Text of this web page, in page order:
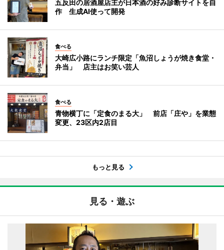
五反田の居酒屋店主が日本酒の好み診断サイトを自
作 生成AI使って開発
食べる
大崎広小路にランチ限定「魚沼しょうが焼き食堂・
弁当」 店主はお笑い芸人
食べる
青物横丁に「定食のまる大」 前店「庄や」を業態
変更、23区内2店目
もっと見る
見る・遊ぶ